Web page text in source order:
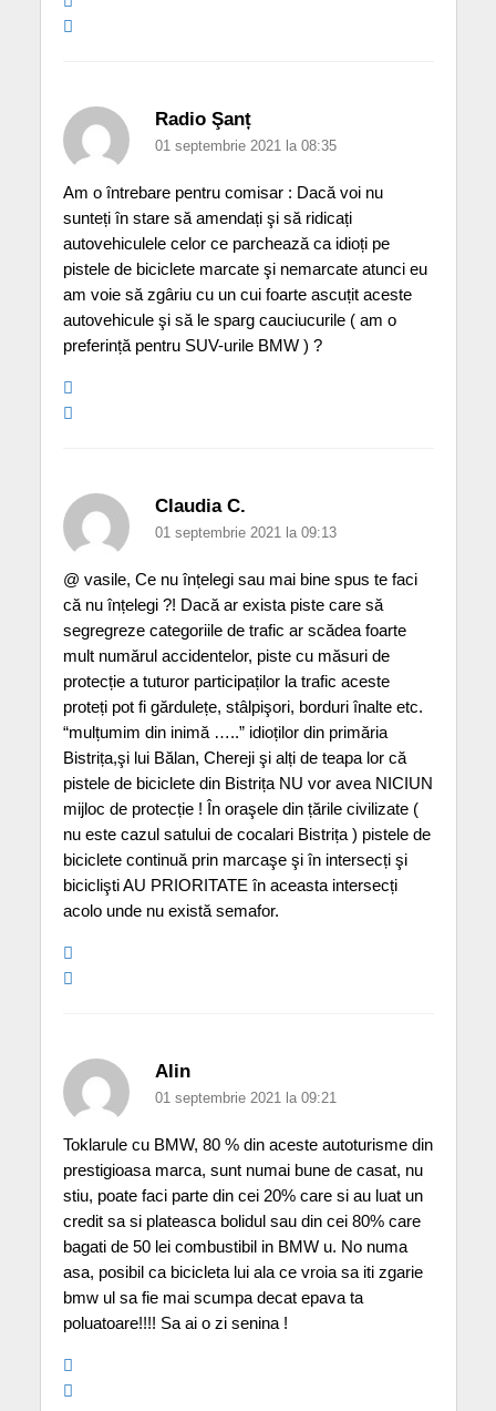
Radio Şanț
01 septembrie 2021 la 08:35
Am o întrebare pentru comisar : Dacă voi nu
sunteți în stare să amendați şi să ridicați
autovehiculele celor ce parchează ca idioți pe
pistele de biciclete marcate şi nemarcate atunci eu
am voie să zgâriu cu un cui foarte ascuțit aceste
autovehicule şi să le sparg cauciucurile ( am o
preferință pentru SUV-urile BMW ) ?
Claudia C.
01 septembrie 2021 la 09:13
@ vasile, Ce nu înțelegi sau mai bine spus te faci
că nu înțelegi ?! Dacă ar exista piste care să
segregreze categoriile de trafic ar scădea foarte
mult numărul accidentelor, piste cu măsuri de
protecție a tuturor participaților la trafic aceste
proteți pot fi gărdulețe, stâlpişori, borduri înalte etc.
“mulțumim din inimă …..” idioților din primăria
Bistrița,şi lui Bălan, Chereji şi alți de teapa lor că
pistele de biciclete din Bistrița NU vor avea NICIUN
mijloc de protecție ! În oraşele din țările civilizate (
nu este cazul satului de cocalari Bistrița ) pistele de
biciclete continuă prin marcaşe şi în intersecți şi
biciclişti AU PRIORITATE în aceasta intersecți
acolo unde nu există semafor.
Alin
01 septembrie 2021 la 09:21
Toklarule cu BMW, 80 % din aceste autoturisme din
prestigioasa marca, sunt numai bune de casat, nu
stiu, poate faci parte din cei 20% care si au luat un
credit sa si plateasca bolidul sau din cei 80% care
bagati de 50 lei combustibil in BMW u. No numa
asa, posibil ca bicicleta lui ala ce vroia sa iti zgarie
bmw ul sa fie mai scumpa decat epava ta
poluatoare!!!! Sa ai o zi senina !